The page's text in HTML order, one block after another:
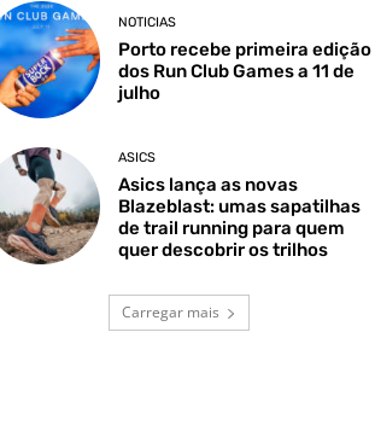
NOTICIAS
Porto recebe primeira edição
dos Run Club Games a 11 de
julho
ASICS
Asics lança as novas
Blazeblast: umas sapatilhas
de trail running para quem
quer descobrir os trilhos
Carregar mais